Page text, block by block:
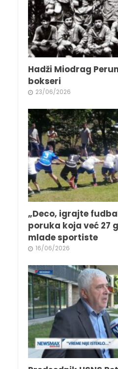
Hadži Miodrag
bokseri
23/06/2026
„Deco, igrajte
poruka koja već 27
mlade sportiste
16/06/2026